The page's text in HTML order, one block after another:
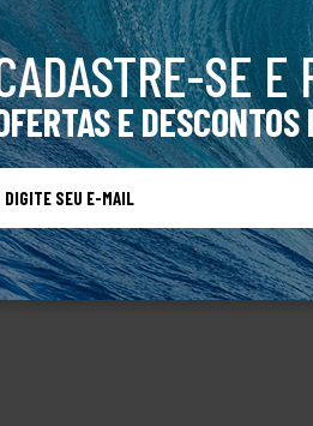
SE E
E
TALVEZ VOCÊ